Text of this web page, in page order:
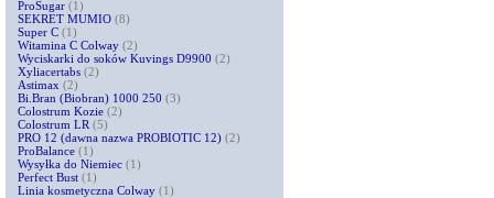
ProSugar (1)
SEKRET MUMIO (8)
Super C (1)
Witamina C Colway (2)
Wyciskarki do soków Kuvings D9900 (2)
Xyliacertabs (2)
Astimax (2)
Bi.Bran (Biobran) 1000 250 (3)
Colostrum Kozie (2)
Colostrum LR (5)
PRO 12 (dawna nazwa PROBIOTIC 12) (2)
ProBalance (1)
Wysyłka do Niemiec (1)
Perfect Bust (1)
Linia kosmetyczna Colway (1)